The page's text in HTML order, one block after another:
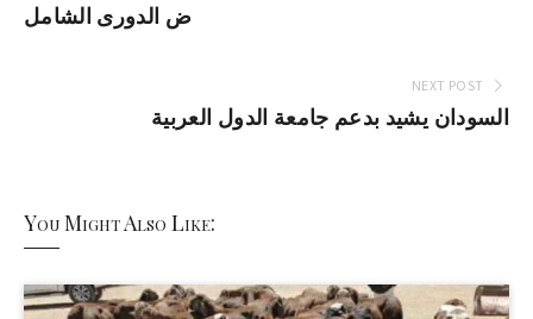
ض الدورى الشامل
NEXT POST
السودان يشيد بدعم جامعة الدول العربية
You Might Also Like: